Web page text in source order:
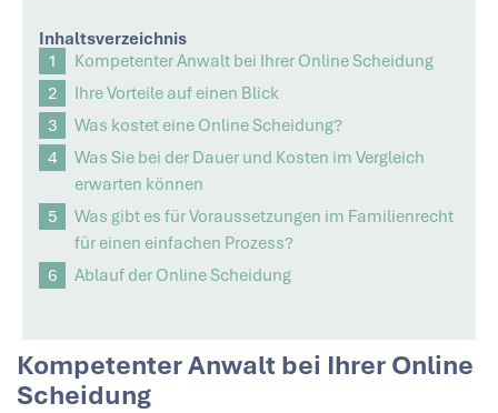
Inhaltsverzeichnis
Kompetenter Anwalt bei Ihrer Online Scheidung
Ihre Vorteile auf einen Blick
Was kostet eine Online Scheidung?
Was Sie bei der Dauer und Kosten im Vergleich
erwarten können
Was gibt es für Voraussetzungen im Familienrecht
für einen einfachen Prozess?
Ablauf der Online Scheidung
Kompetenter Anwalt bei Ihrer Online
Scheidung